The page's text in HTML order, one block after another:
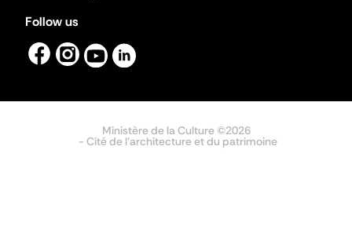
Follow us
Ministère de la Culture ©2026
- Cité de l'architecture et du patrimoine